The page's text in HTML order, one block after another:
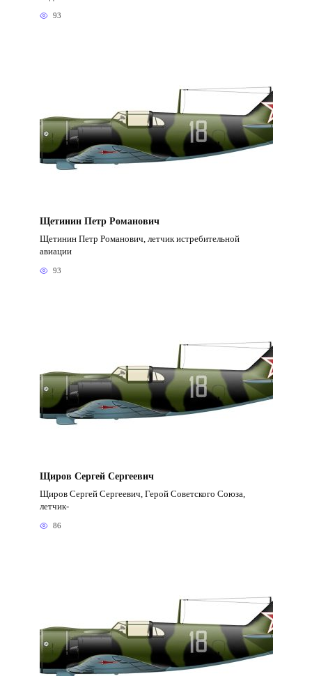
93
Щетинин Петр Романович
Щетинин Петр Романович, летчик истребительной
авиации
93
Щиров Сергей Сергеевич
Щиров Сергей Сергеевич, Герой Советского Союза,
летчик-
86